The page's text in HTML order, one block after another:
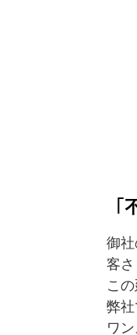
御
客
こ
弊
ワ